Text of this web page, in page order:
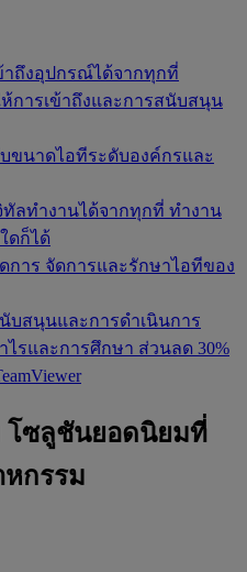
าถึงอุปกรณ์ได้จากทุกที่
การเข้าถึงและการสนับสนุน
ขนาดไอทีระดับองค์กรและ
ลทำงานได้จากทุกที่ ทำงาน
ดก็ได้
การ จัดการและรักษาไอทีของ
บสนุนและการดำเนินการ
ไรและการศึกษา ส่วนลด 30%
โซลูชันยอดนิยมที่
หกรรม